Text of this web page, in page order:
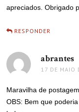
apreciados. Obrigado
RESPONDER
abrantes
17 DE
Maravilha de
OBS: Bem que